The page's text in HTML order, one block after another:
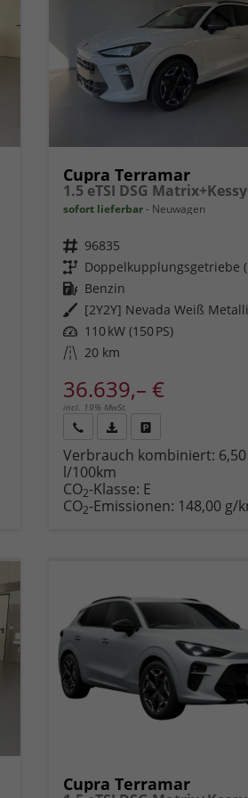
Cupra Terramar
sofort lieferbar Neuwagen
Fahrzeugnr. 96835
Getriebe Doppelkupplungsgetriebe
Kraftstoff Benzin
Außenfarbe [2Y2Y] Nevada Weiß
Leistung 110 kW (150 PS)
Kilometerstand 20 km
36.639,– €
incl. 19% MwSt.
anfordernDatei,
Fahrzeugexposé
drucken
drucken,
oder
vergleichen
Verbrauch kombiniert: 6,50
l/100km
CO2-Klasse: E
CO2-Emissionen: 148,00 g/
Cupra Terramar